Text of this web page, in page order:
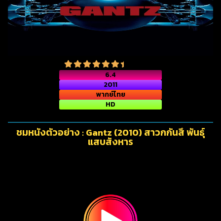
6.4
2011
พากย์ไทย
HD
ชมหนังตัวอย่าง : Gantz (2010) สาวกกันสึ พันธุ์
แสบสังหาร